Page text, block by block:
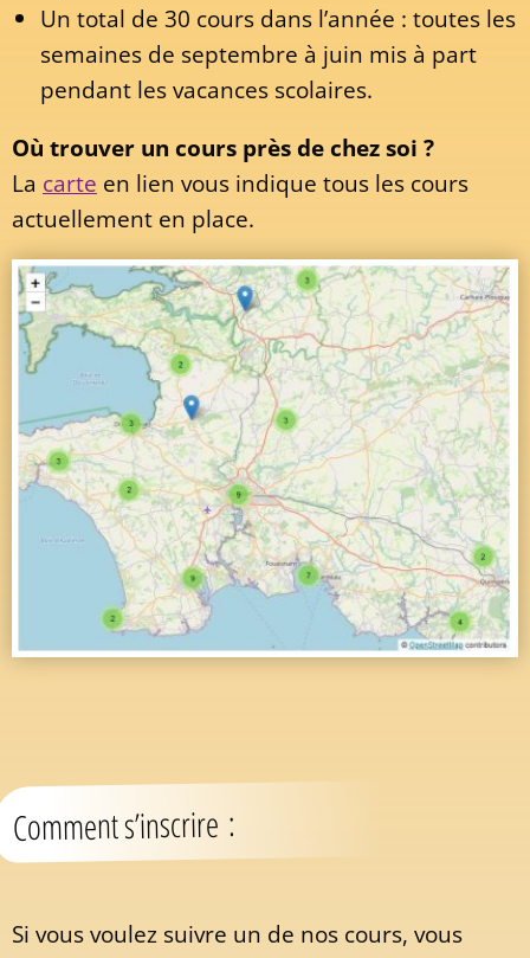
Un total de 30 cours dans l’année : toutes les
semaines de septembre à juin mis à part
pendant les vacances scolaires.
Où trouver un cours près de chez soi ?
La carte en lien vous indique tous les cours
actuellement en place.
Comment s’inscrire :
Si vous voulez suivre un de nos cours, vous